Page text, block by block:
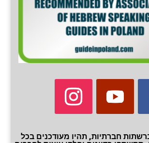
חברתיות, תהיו מעודכנים בכל